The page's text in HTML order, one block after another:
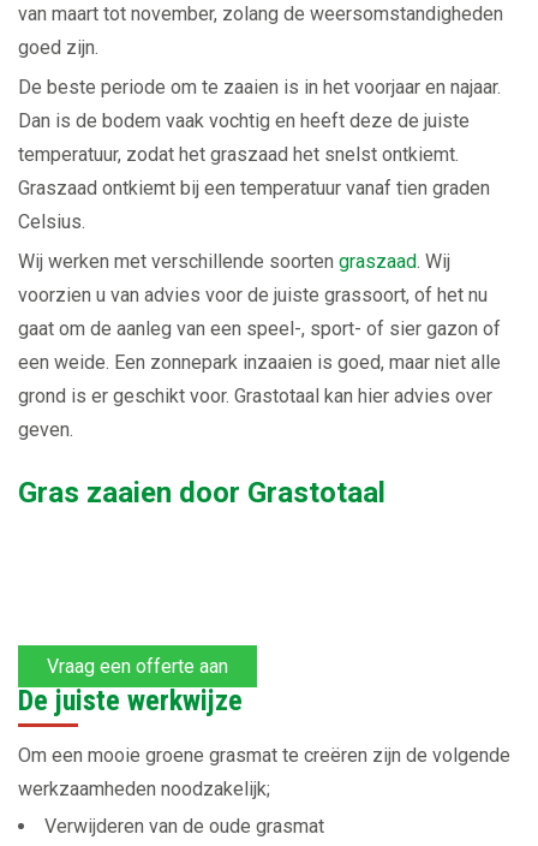
van maart tot november, zolang de weersomstandigheden
goed zijn.
De beste periode om te zaaien is in het voorjaar en najaar.
Dan is de bodem vaak vochtig en heeft deze de juiste
temperatuur, zodat het graszaad het snelst ontkiemt.
Graszaad ontkiemt bij een temperatuur vanaf tien graden
Celsius.
Wij werken met verschillende soorten graszaad. Wij
voorzien u van advies voor de juiste grassoort, of het nu
gaat om de aanleg van een speel-, sport- of sier gazon of
een weide. Een zonnepark inzaaien is goed, maar niet alle
grond is er geschikt voor. Grastotaal kan hier advies over
geven.
Gras zaaien door Grastotaal
Vraag een offerte aan
De juiste werkwijze
Om een mooie groene grasmat te creëren zijn de volgende
werkzaamheden noodzakelijk;
Verwijderen van de oude grasmat